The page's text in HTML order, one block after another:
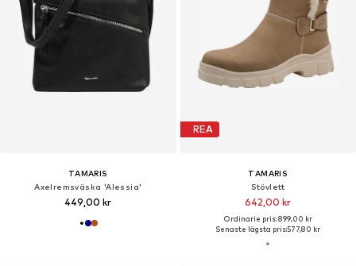
TAMARIS
Axelremsväska 'Alessia'
449,00 kr
REA
TAMARIS
Stövlett
642,00 kr
Ordinarie pris: 899,00 kr
Senaste lägsta pris:577,80 kr